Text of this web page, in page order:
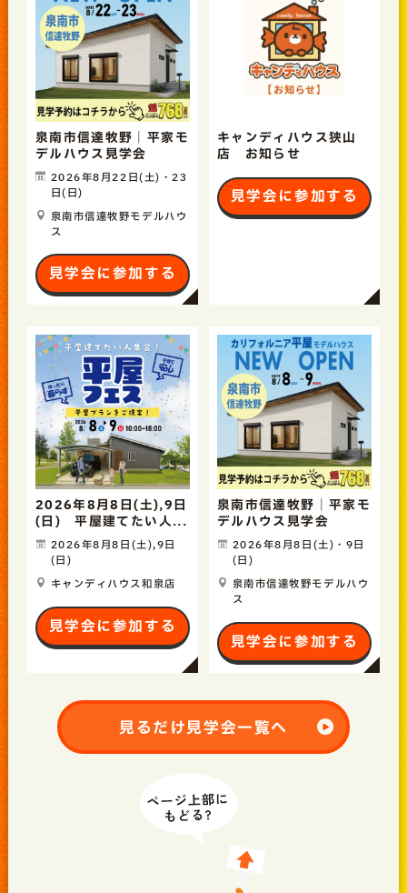
泉南市信達牧野｜平家モ
デルハウス見学会
2026年8月22日(土)・23
日(日)
泉南市信達牧野モデルハウ
ス
見学会に参加する
キャンディハウス狭山
店 お知らせ
見学会に参加する
2026年8月8日(土),9日
(日) 平屋建てたい人...
2026年8月8日(土),9日
(日)
キャンディハウス和泉店
見学会に参加する
泉南市信達牧野｜平家モ
デルハウス見学会
2026年8月8日(土)・9日
(日)
泉南市信達牧野モデルハウ
ス
見学会に参加する
見るだけ見学会一覧へ